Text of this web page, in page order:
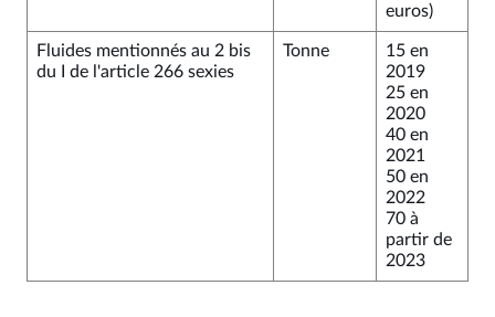
euros)
Fluides mentionnés au 2 bis
du I de l'article 266 sexies
Tonne
15 en
2019
25 en
2020
40 en
2021
50 en
2022
70 à
partir de
2023